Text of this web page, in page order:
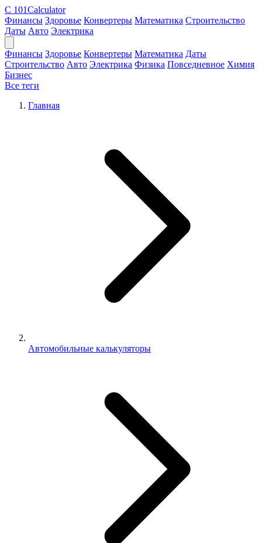
C 101Calculator
Финансы Здоровье Конвертеры Математика Строительство
Даты Авто Электрика
Финансы Здоровье Конвертеры Математика Даты
Строительство Авто Электрика Физика Повседневное Химия
Бизнес
Все теги
Главная
Автомобильные калькуляторы